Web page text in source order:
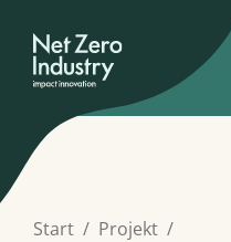
Start
Projekt